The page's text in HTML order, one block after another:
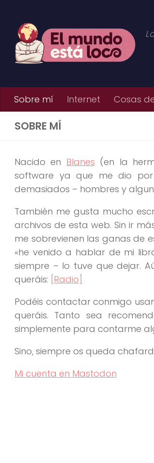
Sobre mí Internet Cosas
SOBRE MÍ
Nacido en Blanes (en la
software ya que me dio
demasiados – hombres y
También me gusta mucho
archivos de esta web. Sin ir
me sobrevienen las ganas de
«he venido a hablar de mi
siempre – lo tuve que dejar.
queráis: [Radio]
Podéis contactar conmigo
queráis. Tanto sea
simplemente para contarme
Sino, siempre os queda
Mi cuenta en Mastodon